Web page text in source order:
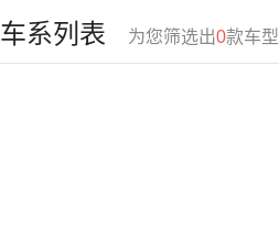
车系列表 为您筛选出0款车型